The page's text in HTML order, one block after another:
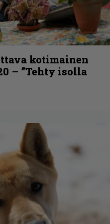
kotimainen
– ”Tehty isolla